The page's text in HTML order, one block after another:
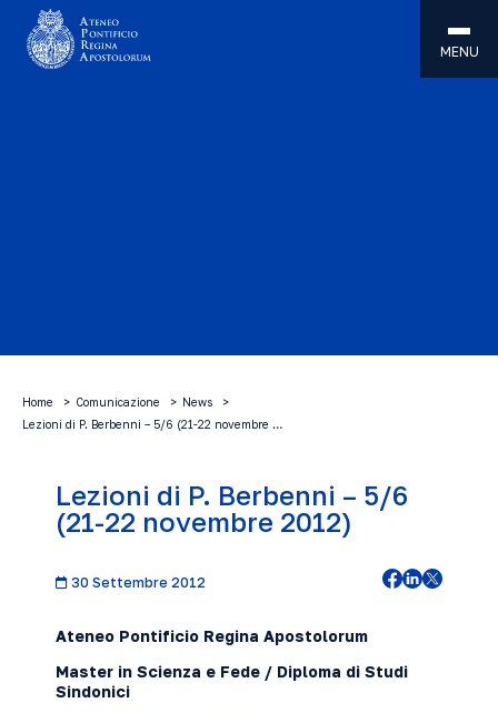
MENU
Home Comunicazione
News
Lezioni di P. Berbenni – 5/6 (21-22 novembre …
Lezioni di P. Berbenni – 5/6
(21-22 novembre 2012)
30 Settembre 2012
Ateneo Pontificio Regina Apostolorum
Master in Scienza e Fede / Diploma di Studi
Sindonici